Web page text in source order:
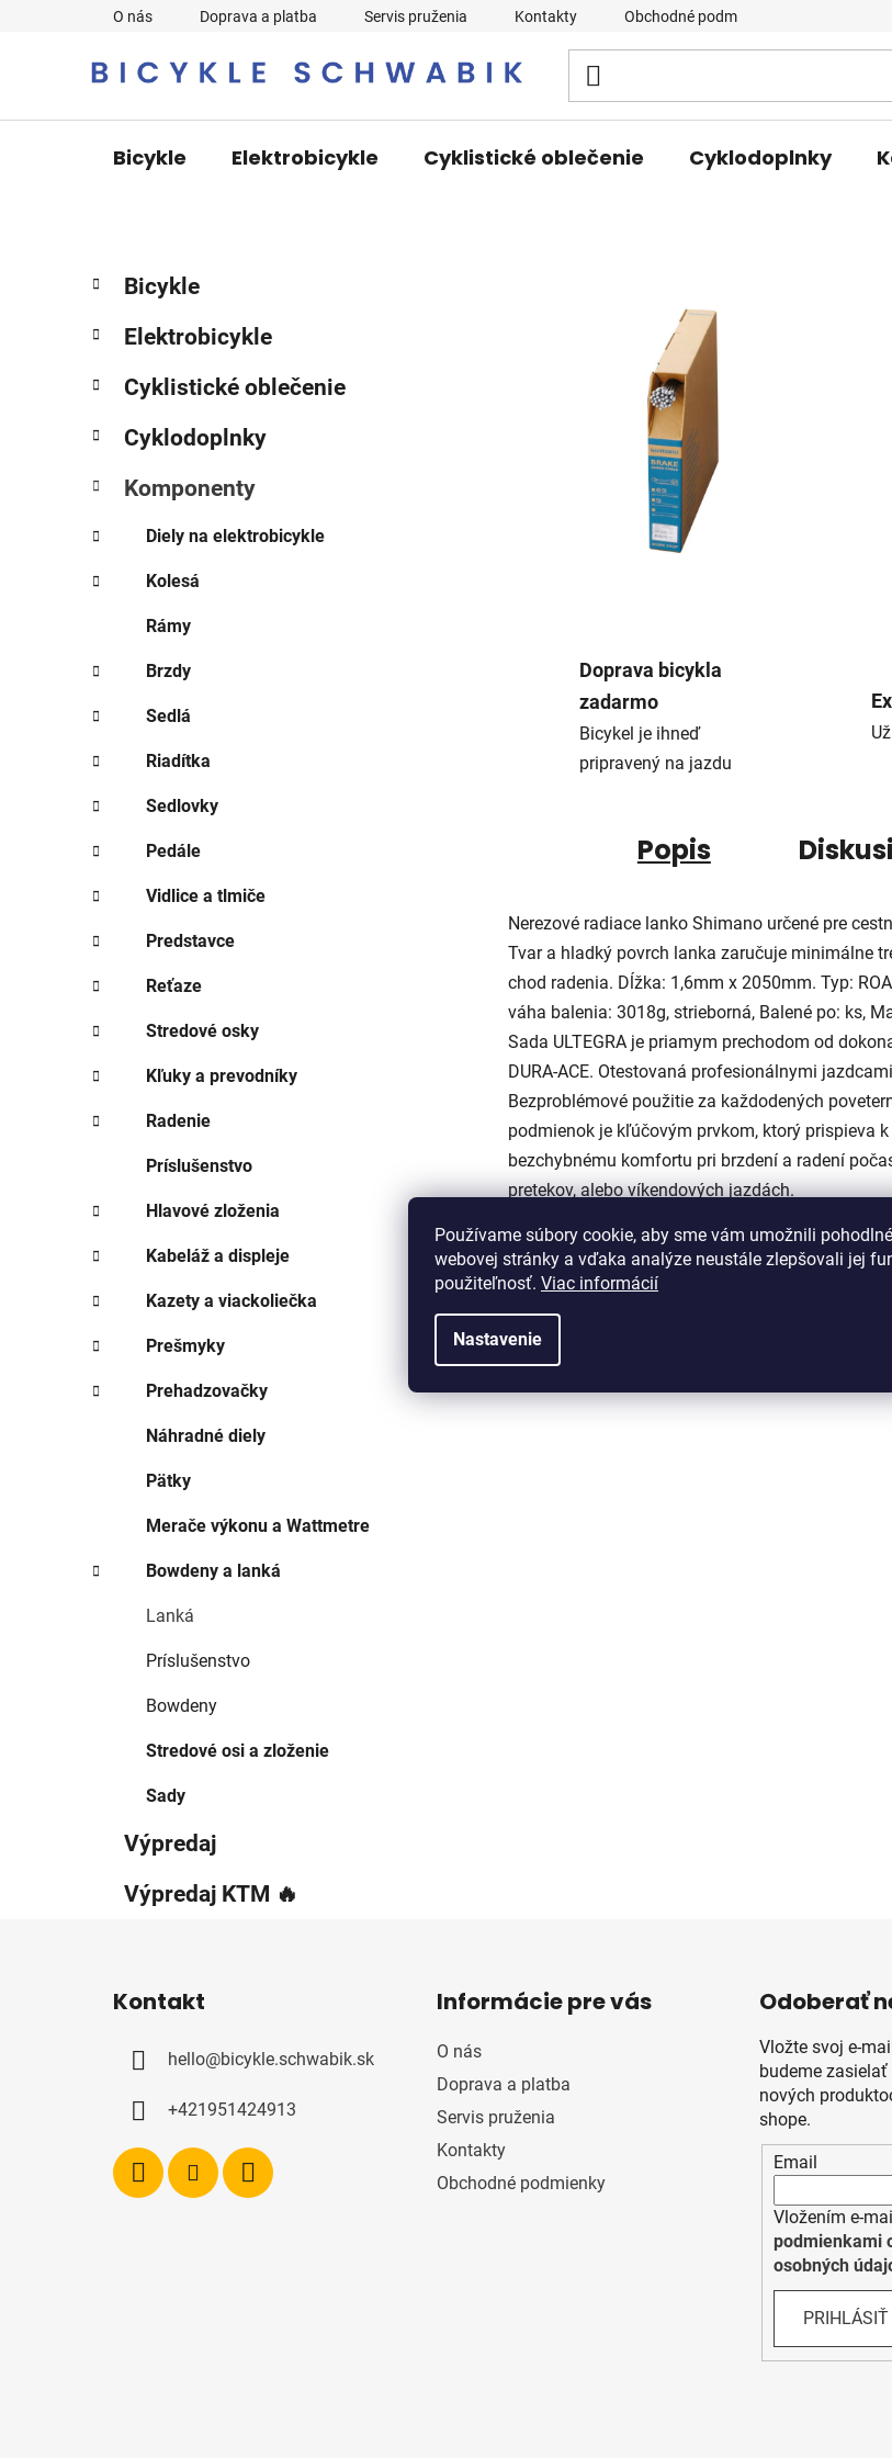
Používame súbory cookie, aby sme vám umožnili
webovej stránky a vďaka analýze neustále zlepšovali jej
použiteľnosť. Viac informácií
Nastavenie
O nás Doprava a platba Servis pruženia Kontakty Obchodné podmienky
Bicykle Elektrobicykle Cyklistické oblečenie Cyklodoplnky
B
o
č
ý
a
n
e
l
kategórie
K
a
e
ó
i
Bicykle
Elektrobicykle
Cyklistické oblečenie
Cyklodoplnky
Komponenty
Diely na elektrobicykle
Kolesá
Rámy
Brzdy
Sedlá
Riadítka
Sedlovky
Pedále
Vidlice a tlmiče
Predstavce
Reťaze
Stredové osky
Kľuky a prevodníky
Radenie
Príslušenstvo
Hlavové zloženia
Kabeláž a displeje
Kazety a viackoliečka
Prešmyky
Prehadzovačky
Náhradné diely
Pätky
Merače výkonu a Wattmetre
Bowdeny a lanká
Lanká
Príslušenstvo
Bowdeny
Stredové osi a zloženie
Sady
Výpredaj
Výpredaj KTM 🔥
Doprava bicykla
zadarmo
Bicykel je ihneď
pripravený na jazdu
Popis
Nerezové radiace lanko Shimano určené pre
Tvar a hladký povrch lanka zaručuje minimálne
chod radenia. Dĺžka: 1,6mm x 2050mm. Typ:
váha balenia: 3018g, strieborná, Balené po: ks,
Sada ULTEGRA je priamym prechodom od
DURA-ACE. Otestovaná profesionálnymi
Bezproblémové použitie za každodených
podmienok je kľúčovým prvkom, ktorý prispieva k
bezchybnému komfortu pri brzdení a radení
pretekov, alebo víkendových jazdách.
Kontakt
hello@bicykle.schwabik.sk
+421951424913
Informácie pre vás
O nás
Doprava a platba
Servis pruženia
Kontakty
Obchodné podmienky
Odoberať
Vložte svoj e-
budeme
nových
shope.
Email
Vložením e-
podmienkami
osobných